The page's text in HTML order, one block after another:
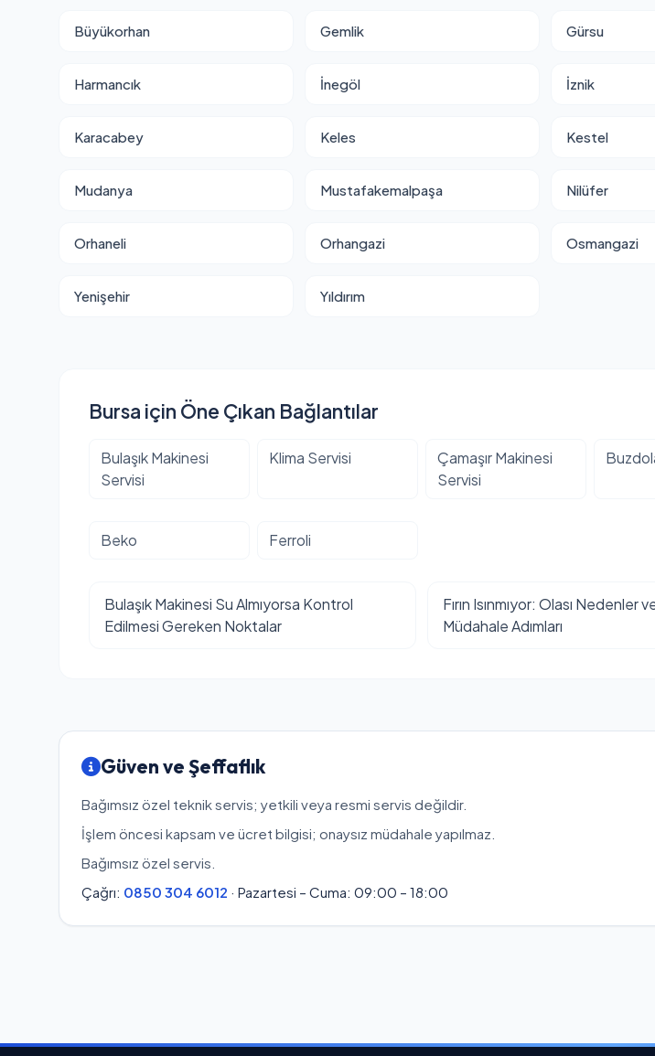
Büyükorhan Gemlik Gürsu
Harmancık İnegöl İznik
Karacabey Keles Kestel
Mudanya Mustafakemalpaşa Nilüfer
Orhaneli Orhangazi Osmangazi
Yenişehir Yıldırım
Bursa için Öne Çıkan Bağlantılar
Bulaşık Makinesi
Servisi
Klima Servisi
Çamaşır Makinesi
Servisi
Beko Ferroli
Bulaşık Makinesi Su Almıyorsa Kontrol
Edilmesi Gereken Noktalar
Fırın Isınmıyor: Olası Nedenler
Müdahale Adımları
Güven ve Şeffaflık
Bağımsız özel teknik servis; yetkili veya resmi servis değildir.
İşlem öncesi kapsam ve ücret bilgisi; onaysız müdahale yapılmaz.
Bağımsız özel servis.
Çağrı: 0850 304 6012 · Pazartesi – Cuma: 09:00 – 18:00